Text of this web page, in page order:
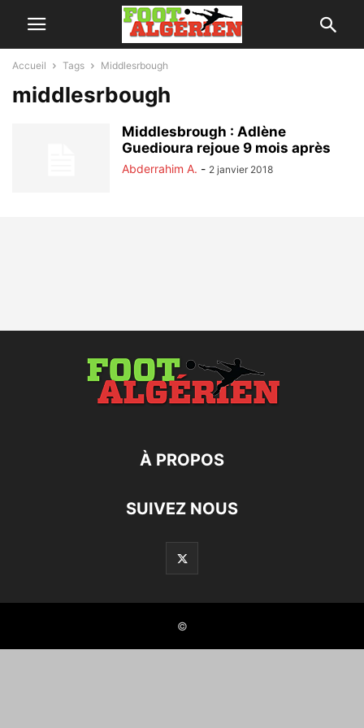
Accueil Tags Middlesrbough
middlesrbough
Middlesbrough : Adlène
Guedioura rejoue 9 mois après
Abderrahim A. - 2 janvier 2018
À PROPOS
SUIVEZ NOUS
©